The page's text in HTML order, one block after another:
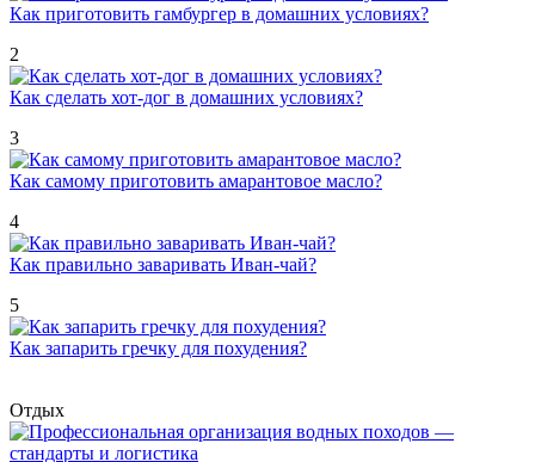
Как приготовить гамбургер в домашних условиях?
2
Как сделать хот-дог в домашних условиях?
3
Как самому приготовить амарантовое масло?
4
Как правильно заваривать Иван-чай?
5
Как запарить гречку для похудения?
Отдых